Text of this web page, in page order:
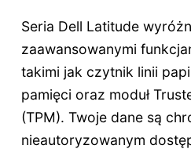
Seria Dell Latitude
zaawansowanymi
takimi jak czytnik linii
pamięci oraz moduł
(TPM). Twoje dane są
nieautoryzowanym